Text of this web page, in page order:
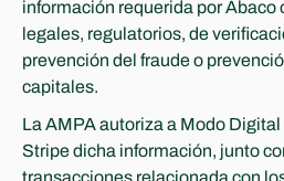
información requerida por Ábaco
legales, regulatorios, de
prevención del fraude o
capitales.
La AMPA autoriza a Modo
Stripe dicha información, junto
transacciones relacionada con